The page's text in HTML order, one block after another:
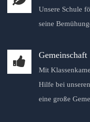
Unsere Schule
seine
Gemeinschaft
Mit
Hilfe bei
eine große